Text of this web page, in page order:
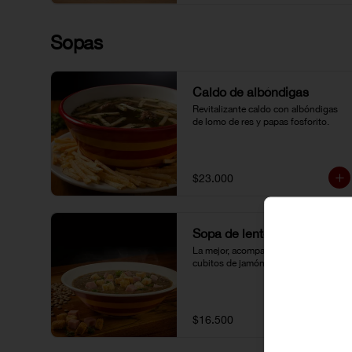
Sopas
Caldo de albóndigas
Revitalizante caldo con albóndigas
de lomo de res y papas fosforito.
$23.000
Sopa de lentejas
La mejor, acompañada de crutones y
cubitos de jamón.
$16.500